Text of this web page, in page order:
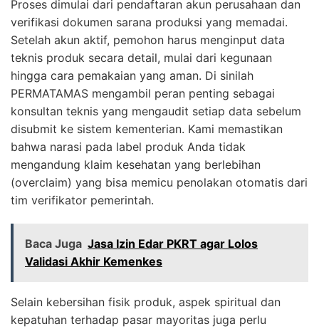
Proses dimulai dari pendaftaran akun perusahaan dan
verifikasi dokumen sarana produksi yang memadai.
Setelah akun aktif, pemohon harus menginput data
teknis produk secara detail, mulai dari kegunaan
hingga cara pemakaian yang aman. Di sinilah
PERMATAMAS mengambil peran penting sebagai
konsultan teknis yang mengaudit setiap data sebelum
disubmit ke sistem kementerian. Kami memastikan
bahwa narasi pada label produk Anda tidak
mengandung klaim kesehatan yang berlebihan
(overclaim) yang bisa memicu penolakan otomatis dari
tim verifikator pemerintah.
Baca Juga Jasa Izin Edar PKRT agar Lolos
Validasi Akhir Kemenkes
Selain kebersihan fisik produk, aspek spiritual dan
kepatuhan terhadap pasar mayoritas juga perlu